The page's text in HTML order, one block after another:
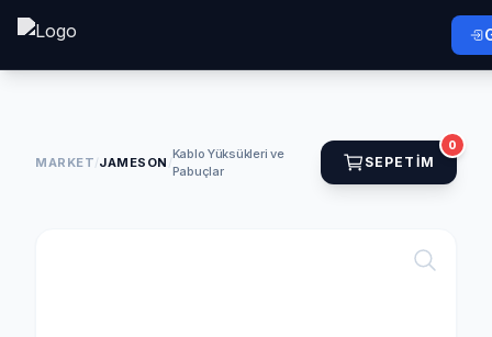
MARKET/JAMESON /
Kablo Yüksükleri ve
Pabuçlar
SEPETIM
0